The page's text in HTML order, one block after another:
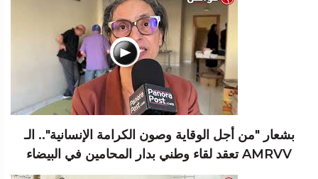
بشعار "من أجل الوقاية وصون الكرامة الإنسانية".. الـ
AMRVV تعقد لقاء وطني بدار المحامين في البيضاء